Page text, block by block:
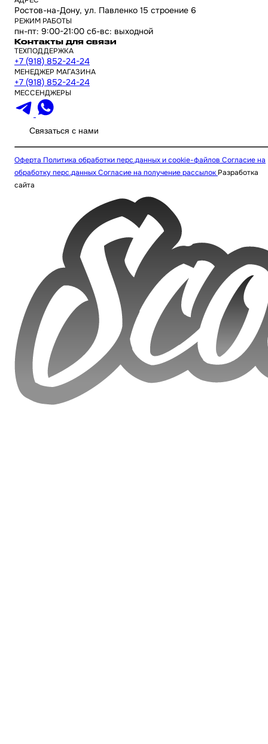
Ростов-на-Дону, ул. Павленко 15 строение 6
РЕЖИМ РАБОТЫ
пн-пт: 9:00-21:00 сб-вс: выходной
Контакты для связи
ТЕХПОДДЕРЖКА
+7 (918) 852-24-24
МЕНЕДЖЕР МАГАЗИНА
+7 (918) 852-24-24
МЕССЕНДЖЕРЫ
Связаться с нами
Оферта Политика обработки перс.данных и cookie-файлов Согласие на
обработку перс.данныхСогласие на получение рассылок Разработка
сайта